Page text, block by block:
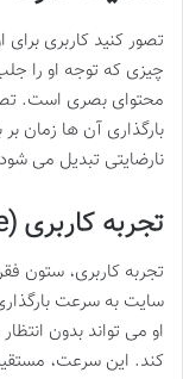
تصور کنید کاربری
چیزی که توجه او را
محتوای بصری است.
بارگذاری آن ها زمان
نارضایتی تبدیل می
تجربه کاربری (User Experience)
تجربه کاربری، ستون
سایت به سرعت
او می تواند بدون
کند. این سرعت،